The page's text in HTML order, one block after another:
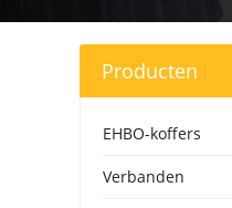
Producten
EHBO-koffers
Verbanden